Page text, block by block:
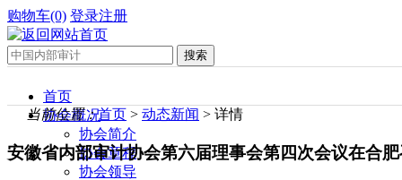
购物车(0) 登录注册
首页
协会概况
协会简介
协会章程
协会领导
当前位置：首页 > 动态新闻 > 详情
安徽省内部审计协会第六届理事会第四次会议在合